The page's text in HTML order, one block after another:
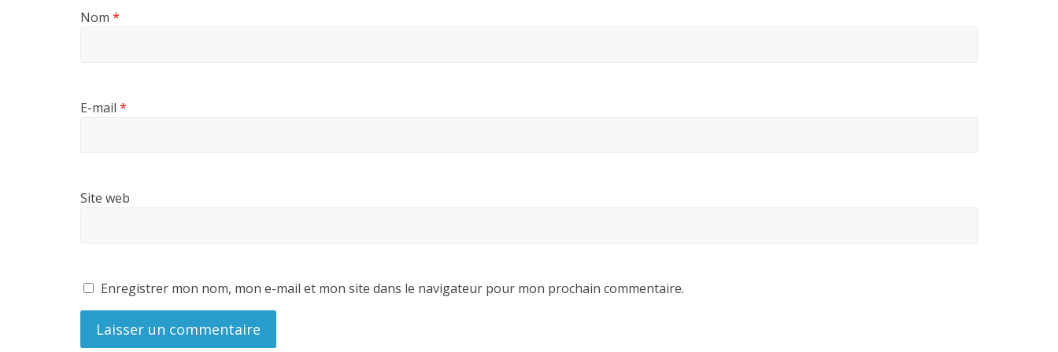
Nom *
E-mail *
Site web
Enregistrer mon nom, mon e-mail et mon site dans le navigateur pour mon prochain commentaire.